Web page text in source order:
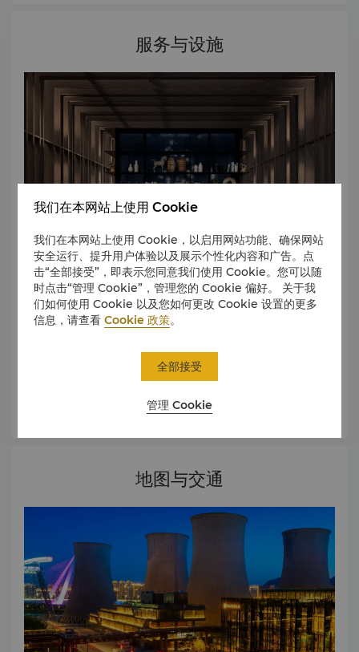
服务与设施
无论商务差旅或休闲娱乐，我们都将为您提供一应俱全的设施
和无微不至的服务，满足您在下榻期间的各方面需求。 如果您
廊 无烟客房 停车场 保险箱 公共区域无线上网 服务 护婴/托儿
了解更多
地图与交通
我们在本网站上使用 Cookie
我们在本网站上使用 Cookie，以启用网站功能、确保网站
安全运行、提升用户体验以及展示个性化内容和广告。点
击“全部接受”，即表示您同意我们使用 Cookie。您可以随
时点击“管理 Cookie”，管理您的 Cookie 偏好。 关于我
们如何使用 Cookie 以及您如何更改 Cookie 设置的更多
信息，请查看Cookie 政策。
管理 Cookie
全部接受